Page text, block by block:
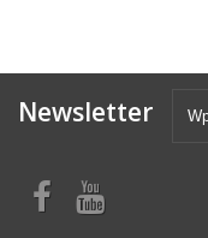
Newsletter